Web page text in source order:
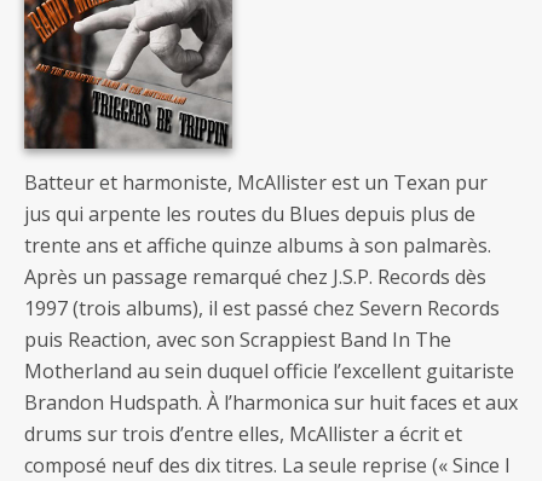
Batteur et harmoniste, McAllister est un Texan pur
jus qui arpente les routes du Blues depuis plus de
trente ans et affiche quinze albums à son palmarès.
Après un passage remarqué chez J.S.P. Records dès
1997 (trois albums), il est passé chez Severn Records
puis Reaction, avec son Scrappiest Band In The
Motherland au sein duquel officie l’excellent guitariste
Brandon Hudspath. À l’harmonica sur huit faces et aux
drums sur trois d’entre elles, McAllister a écrit et
composé neuf des dix titres. La seule reprise (« Since I